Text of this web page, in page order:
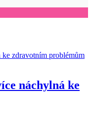
náchylná ke